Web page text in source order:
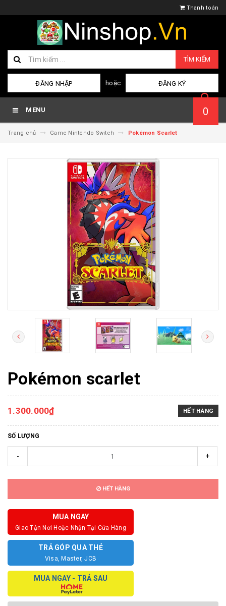
Thanh toán
TÌM KIẾM
ĐĂNG NHẬP hoặc ĐĂNG KÝ
MENU 0
Trang chủ Game Nintendo Switch Pokémon Scarlet
Pokémon scarlet
1.300.000₫ HẾT HÀNG
SỐ LƯỢNG
- +
HẾT HÀNG
MUA NGAY
Giao Tận Nơi Hoặc Nhận Tại Cửa Hàng
TRẢ GÓP QUA THẺ
Visa, Master, JCB
MUA NGAY - TRẢ SAU